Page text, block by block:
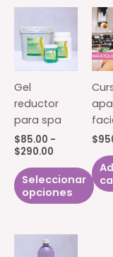
Gel
reductor
para spa
$85.00 -
$290.00
precios:
desde
$85.00
Seleccionar
opciones
producto
tiene
$